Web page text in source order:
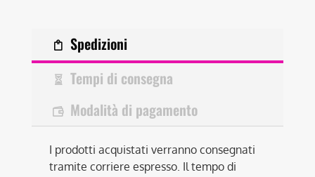
Spedizioni
Tempi di consegna
Modalità di pagamento
I prodotti acquistati verranno consegnati
tramite corriere espresso. Il tempo di